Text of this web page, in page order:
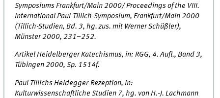
Symposiums Frankfurt/Main 2000/ Proceedings of the VIII.
International Paul-Tillich-Symposium, Frankfurt/Main 2000
(Tillich-Studien, Bd. 3, hg. zus. mit Werner Schüßler),
Münster 2000, 231–252.
Artikel Heidelberger Katechismus, in: RGG, 4. Aufl., Band 3,
Tübingen 2000, Sp. 1514f.
Paul Tillichs Heidegger-Rezeption, in:
Kulturwissenschaftliche Studien 7, hg. von H.-J. Lachmann